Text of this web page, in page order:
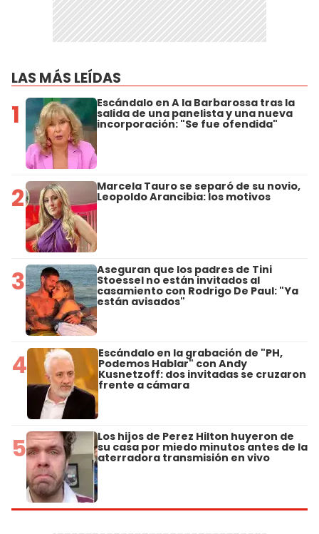
LAS MÁS LEÍDAS
1 Escándalo en A la Barbarossa tras la
salida de una panelista y una nueva
incorporación: "Se fue ofendida"
2 Marcela Tauro se separó de su novio,
Leopoldo Arancibia: los motivos
3 Aseguran que los padres de Tini
Stoessel no están invitados al
casamiento con Rodrigo De Paul: "Ya
están avisados"
4 Escándalo en la grabación de "PH,
Podemos Hablar" con Andy
Kusnetzoff: dos invitadas se cruzaron
frente a cámara
5 Los hijos de Perez Hilton huyeron de
su casa por miedo minutos antes de la
aterradora transmisión en vivo